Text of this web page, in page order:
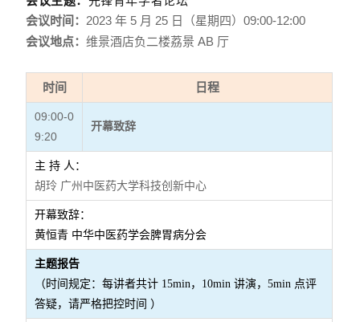
会议时间： 2023 年 5 月 25 日（星期四）09:00-12:00
会议地点：维景酒店负二楼荔景 AB 厅
时间 日程
09:00-0
9:20
开幕致辞
主 持 人：
胡玲 广州中医药大学科技创新中心
开幕致辞：
黄恒青 中华中医药学会脾胃病分会
主题报告
（时间规定：每讲者共计 15min，10min 讲演，5min 点评
答疑，请严格把控时间 ）